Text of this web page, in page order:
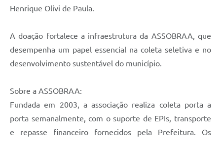
Henrique Olivi de Paula.
A doação fortalece a infraestrutura da ASSOBRAA, que
desempenha um papel essencial na coleta seletiva e no
desenvolvimento sustentável do município.
Sobre a ASSOBRAA:
Fundada em 2003, a associação realiza coleta porta a
porta semanalmente, com o suporte de EPIs, transporte
e repasse financeiro fornecidos pela Prefeitura. Os